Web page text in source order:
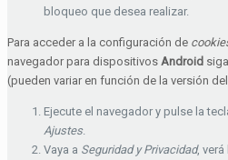
bloqueo que desea realizar.
Para acceder a la configuración de
navegador para dispositivos Android
(pueden variar en función de la versión
Ejecute el navegador y pulse la
Ajustes.
Vaya a Seguridad y Privacidad,